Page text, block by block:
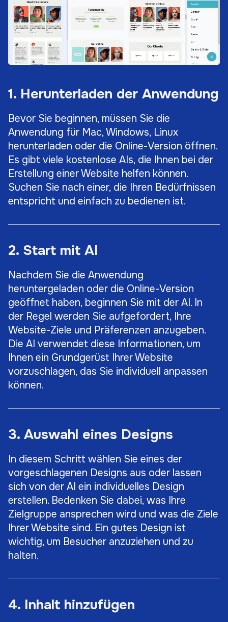
1. Herunterladen der Anwendung
Bevor Sie beginnen, müssen Sie die
Anwendung für Mac, Windows, Linux
herunterladen oder die Online-Version öffnen.
Es gibt viele kostenlose AIs, die Ihnen bei der
Erstellung einer Website helfen können.
Suchen Sie nach einer, die Ihren Bedürfnissen
entspricht und einfach zu bedienen ist.
2. Start mit AI
Nachdem Sie die Anwendung
heruntergeladen oder die Online-Version
geöffnet haben, beginnen Sie mit der AI. In
der Regel werden Sie aufgefordert, Ihre
Website-Ziele und Präferenzen anzugeben.
Die AI verwendet diese Informationen, um
Ihnen ein Grundgerüst Ihrer Website
vorzuschlagen, das Sie individuell anpassen
können.
3. Auswahl eines Designs
In diesem Schritt wählen Sie eines der
vorgeschlagenen Designs aus oder lassen
sich von der AI ein individuelles Design
erstellen. Bedenken Sie dabei, was Ihre
Zielgruppe ansprechen wird und was die Ziele
Ihrer Website sind. Ein gutes Design ist
wichtig, um Besucher anzuziehen und zu
halten.
4. Inhalt hinzufügen